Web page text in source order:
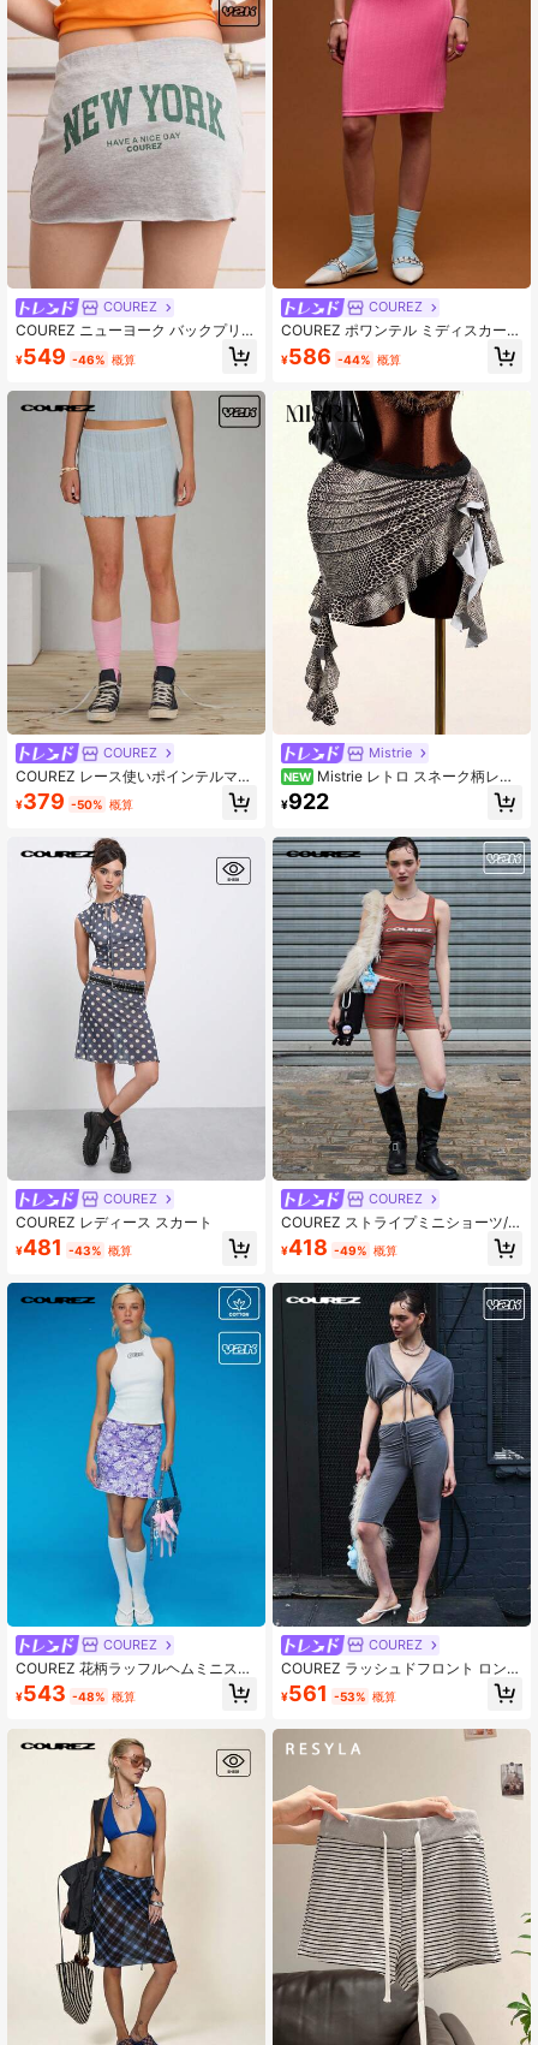
COUREZ
COUREZ ニューヨーク バックプリン
ト ジャージー ミニスカート/サマー
Y2K コットン ヴィンテージ スカート
¥549 -46% 概算
COUREZ
COUREZ レース使いポインテルマイ
クロスカート、Y2Kサマー、カジュ
アル ヴィンテージ、レディース用
¥379 -50% 概算
COUREZ
COUREZ レディース スカート
¥481 -43% 概算
COUREZ
COUREZ 花柄ラッフルヘムミニスカ
ート/Y2Kサマースカート バケーショ
ン ビンテージコットン
¥543 -48% 概算
COUREZ
COUREZ ポワンテル ミディスカート
ロウライズ、レディース サマー、ス
トリートカジュアル、Y2Kヴィンテ
¥586 -44% 概算
Mistrie
NEW Mistrie レトロ スネーク柄レー
スウエストライン ハーフ丈スカート
- サイドプリーツ ロータスブレイド
ート - レトロ レオパード柄レースウ
エスト
¥922
COUREZ
COUREZ ストライプミニショーツ/
夏用ショーツ Y2K ストリートウェア
キュート バケーション セクシー ヴ
¥418 -49% 概算
COUREZ
COUREZ ラッシュドフロント ロング
ラインフィッティングショーツ/サマ
ーショーツ Y2Kストリートウェア キ
¥561 -53% 概算